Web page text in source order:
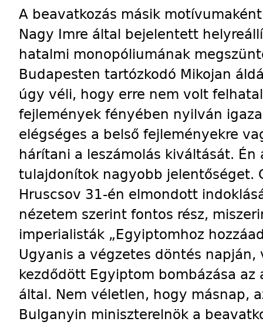
A beavatkozás másik
Nagy Imre által bejelentett
hatalmi monopóliumának
Budapesten tartózkodó Mikojan
úgy véli, hogy erre nem volt
fejlemények fényében nyilván
elégséges a belső fejleményekre
hárítani a leszámolás kiváltását.
tulajdonítok nagyobb jelentőséget.
Hruscsov 31-én elmondott
nézetem szerint fontos rész,
imperialisták „Egyiptomhoz
Ugyanis a végzetes döntés
kezdődött Egyiptom bombázása az
által. Nem véletlen, hogy másnap,
Bulganyin miniszterelnök a